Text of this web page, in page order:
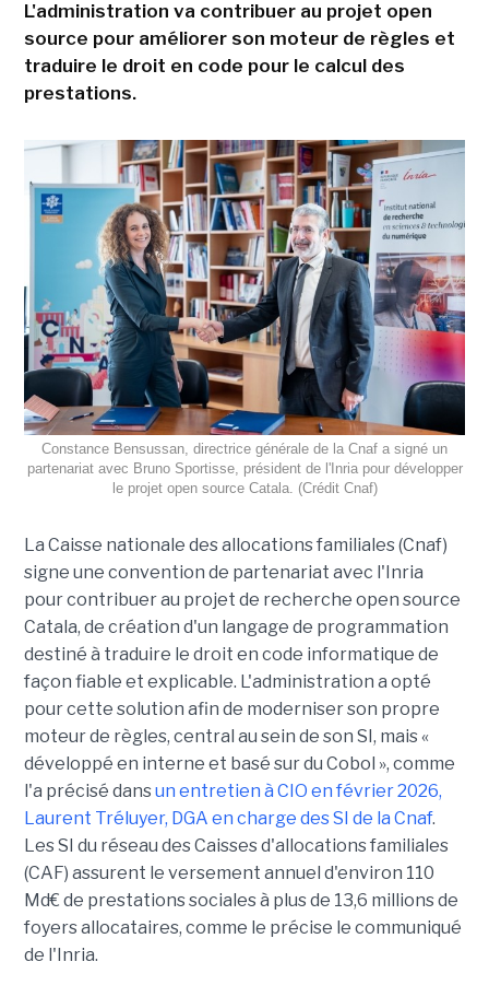
L'administration va contribuer au projet open
source pour améliorer son moteur de règles et
traduire le droit en code pour le calcul des
prestations.
Constance Bensussan, directrice générale de la Cnaf a signé un
partenariat avec Bruno Sportisse, président de l'Inria pour développer
le projet open source Catala. (Crédit Cnaf)
La Caisse nationale des allocations familiales (Cnaf)
signe une convention de partenariat avec l'Inria
pour contribuer au projet de recherche open source
Catala, de création d'un langage de programmation
destiné à traduire le droit en code informatique de
façon fiable et explicable. L'administration a opté
pour cette solution afin de moderniser son propre
moteur de règles, central au sein de son SI, mais «
développé en interne et basé sur du Cobol », comme
l'a précisé dansun entretien à CIO en février 2026,
Laurent Tréluyer, DGA en charge des SI de la Cnaf.
Les SI du réseau des Caisses d'allocations familiales
(CAF) assurent le versement annuel d'environ 110
Md€ de prestations sociales à plus de 13,6 millions de
foyers allocataires, comme le précise le communiqué
de l'Inria.